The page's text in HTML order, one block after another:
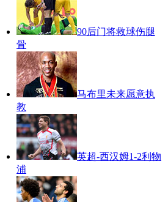
90后门将救球伤腿
骨
马布里未来愿意执
教
英超-西汉姆1-2利物
浦